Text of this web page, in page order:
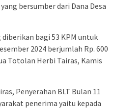
bersumber dari Dana Desa
bagi 53 KPM untuk
2024 berjumlah Rp. 600
Totolan Herbi Tairas, Kamis
Penyerahan BLT Bulan 11
penerima yaitu kepada